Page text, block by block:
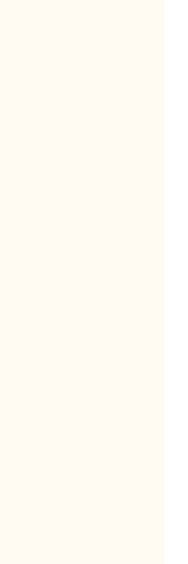
tecniche
e capacità
nei